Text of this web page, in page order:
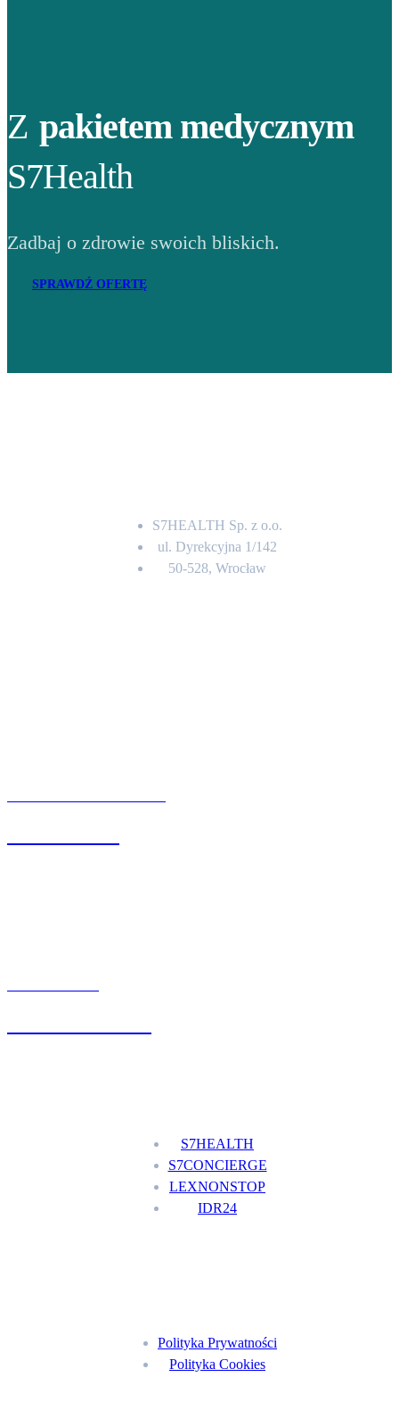
Z pakietem medycznym
S7Health
Zadbaj o zdrowie swoich bliskich.
SPRAWDŹ OFERTĘ
S7HEALTH Sp. z o.o.
ul. Dyrekcyjna 1/142
50-528, Wrocław
S7HEALTH
S7CONCIERGE
LEXNONSTOP
IDR24
Polityka Prywatności
Polityka Cookies